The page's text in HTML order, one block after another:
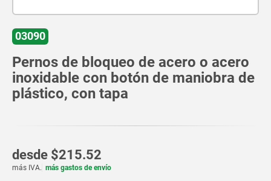
03090
Pernos de bloqueo de acero o acero
inoxidable con botón de maniobra de
plástico, con tapa
desde $215.52
más IVA. más gastos de envío